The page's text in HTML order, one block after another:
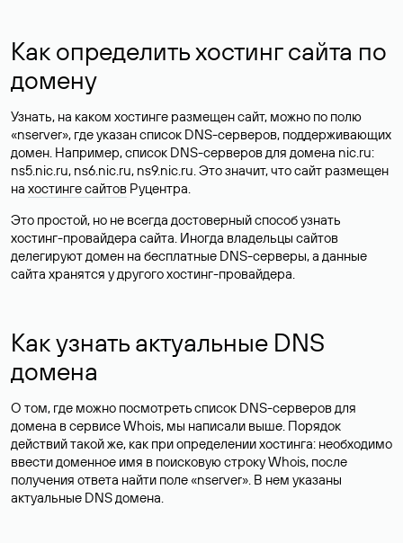
Как определить хостинг сайта по
домену
Узнать, на каком хостинге размещен сайт, можно по полю
«nserver», где указан список DNS-серверов, поддерживающих
домен. Например, список DNS-серверов для домена nic.ru:
ns5.nic.ru, ns6.nic.ru, ns9.nic.ru. Это значит, что сайт размещен
на хостинге сайтов Руцентра.
Это простой, но не всегда достоверный способ узнать
хостинг-провайдера сайта. Иногда владельцы сайтов
делегируют домен на бесплатные DNS-серверы, а данные
сайта хранятся у другого хостинг-провайдера.
Как узнать актуальные DNS
домена
О том, где можно посмотреть список DNS-серверов для
домена в сервисе Whois, мы написали выше. Порядок
действий такой же, как при определении хостинга: необходимо
ввести доменное имя в поисковую строку Whois, после
получения ответа найти поле «nserver». В нем указаны
актуальные DNS домена.